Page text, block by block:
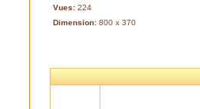
Vues: 224
Dimension: 800 x 370